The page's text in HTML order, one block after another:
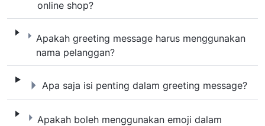
online shop?
Apakah greeting message harus menggunakan
nama pelanggan?
Apakah greeting message harus
Apa saja isi penting dalam greeting message?
Apa saja isi penting dalam greeting
Apakah boleh menggunakan emoji dalam
Apakah boleh menggunakan emoji dalam